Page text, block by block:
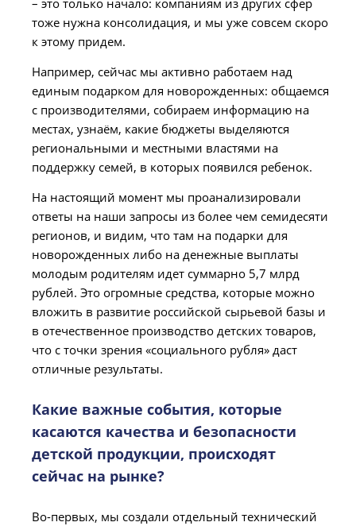
тоже нужна консолидация, и мы уже совсем скоро
к этому придем.
Например, сейчас мы активно работаем над
единым подарком для новорожденных: общаемся
с производителями, собираем информацию на
местах, узнаём, какие бюджеты выделяются
региональными и местными властями на
поддержку семей, в которых появился ребенок.
На настоящий момент мы проанализировали
ответы на наши запросы из более чем семидесяти
регионов, и видим, что там на подарки для
новорожденных либо на денежные выплаты
молодым родителям идет суммарно 5,7 млрд
рублей. Это огромные средства, которые можно
вложить в развитие российской сырьевой базы и
в отечественное производство детских товаров,
что с точки зрения «социального рубля» даст
отличные результаты.
Какие важные события, которые
касаются качества и безопасности
детской продукции, происходят
сейчас на рынке?
Во-первых, мы создали отдельный технический